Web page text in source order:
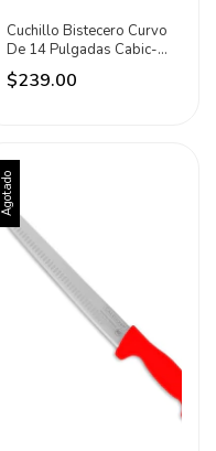
Cuchillo Bistecero Curvo
De 14 Pulgadas Cabic-
14r Caledonia Rojo
$239.00
Agotado